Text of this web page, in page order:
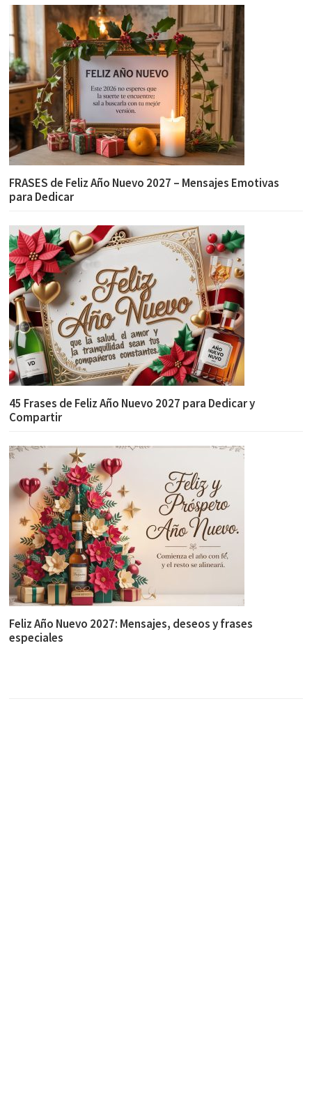
FRASES de Feliz Año Nuevo 2027 – Mensajes Emotivas
para Dedicar
45 Frases de Feliz Año Nuevo 2027 para Dedicar y
Compartir
Feliz Año Nuevo 2027: Mensajes, deseos y frases
especiales